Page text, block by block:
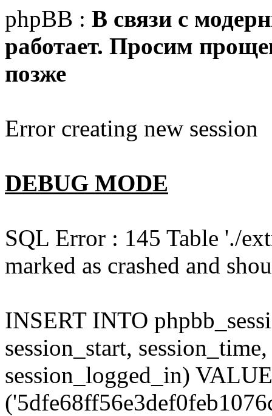
phpBB : В связи с
работает. Просим
позже
Error creating new session
DEBUG MODE
SQL Error : 145 Table './
marked as crashed and
INSERT INTO
session_start,
session_logged_in)